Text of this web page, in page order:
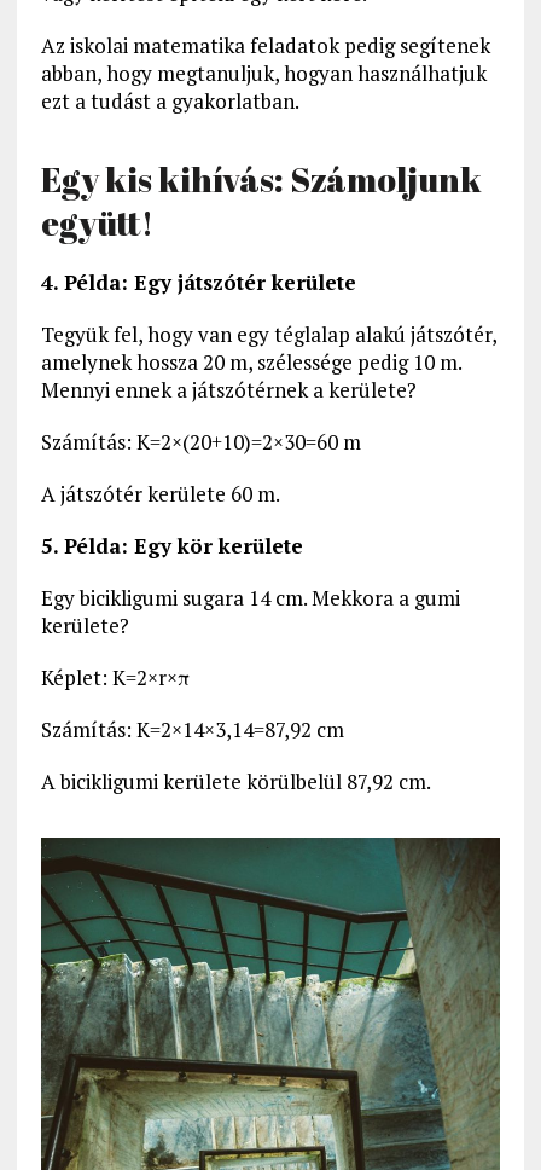
Az iskolai matematika feladatok pedig segítenek
abban, hogy megtanuljuk, hogyan használhatjuk
ezt a tudást a gyakorlatban.
Egy kis kihívás: Számoljunk
együtt!
4. Példa: Egy játszótér kerülete
Tegyük fel, hogy van egy téglalap alakú játszótér,
amelynek hossza 20 m, szélessége pedig 10 m.
Mennyi ennek a játszótérnek a kerülete?
Számítás: K=2×(20+10)=2×30=60 m
A játszótér kerülete 60 m.
5. Példa: Egy kör kerülete
Egy bicikligumi sugara 14 cm. Mekkora a gumi
kerülete?
Képlet: K=2×r×π
Számítás: K=2×14×3,14=87,92 cm
A bicikligumi kerülete körülbelül 87,92 cm.